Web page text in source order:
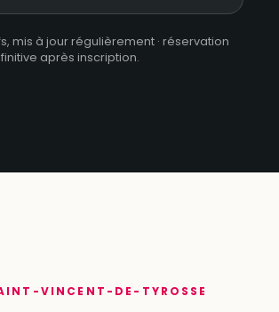
mis à jour régulièrement · réservation
après inscription.
VINCENT-DE-TYROSSE